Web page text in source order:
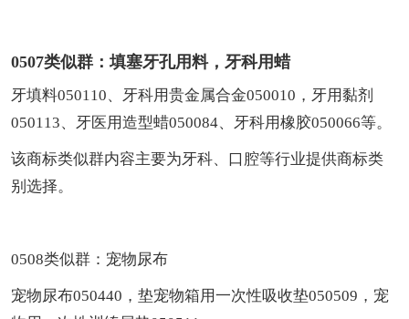
0507类似群：填塞牙孔用料，牙科用蜡
牙填料050110、牙科用贵金属合金050010，牙用黏剂
050113、牙医用造型蜡050084、牙科用橡胶050066等。
该商标类似群内容主要为牙科、口腔等行业提供商标类
别选择。
0508类似群：宠物尿布
宠物尿布050440，垫宠物箱用一次性吸收垫050509，宠